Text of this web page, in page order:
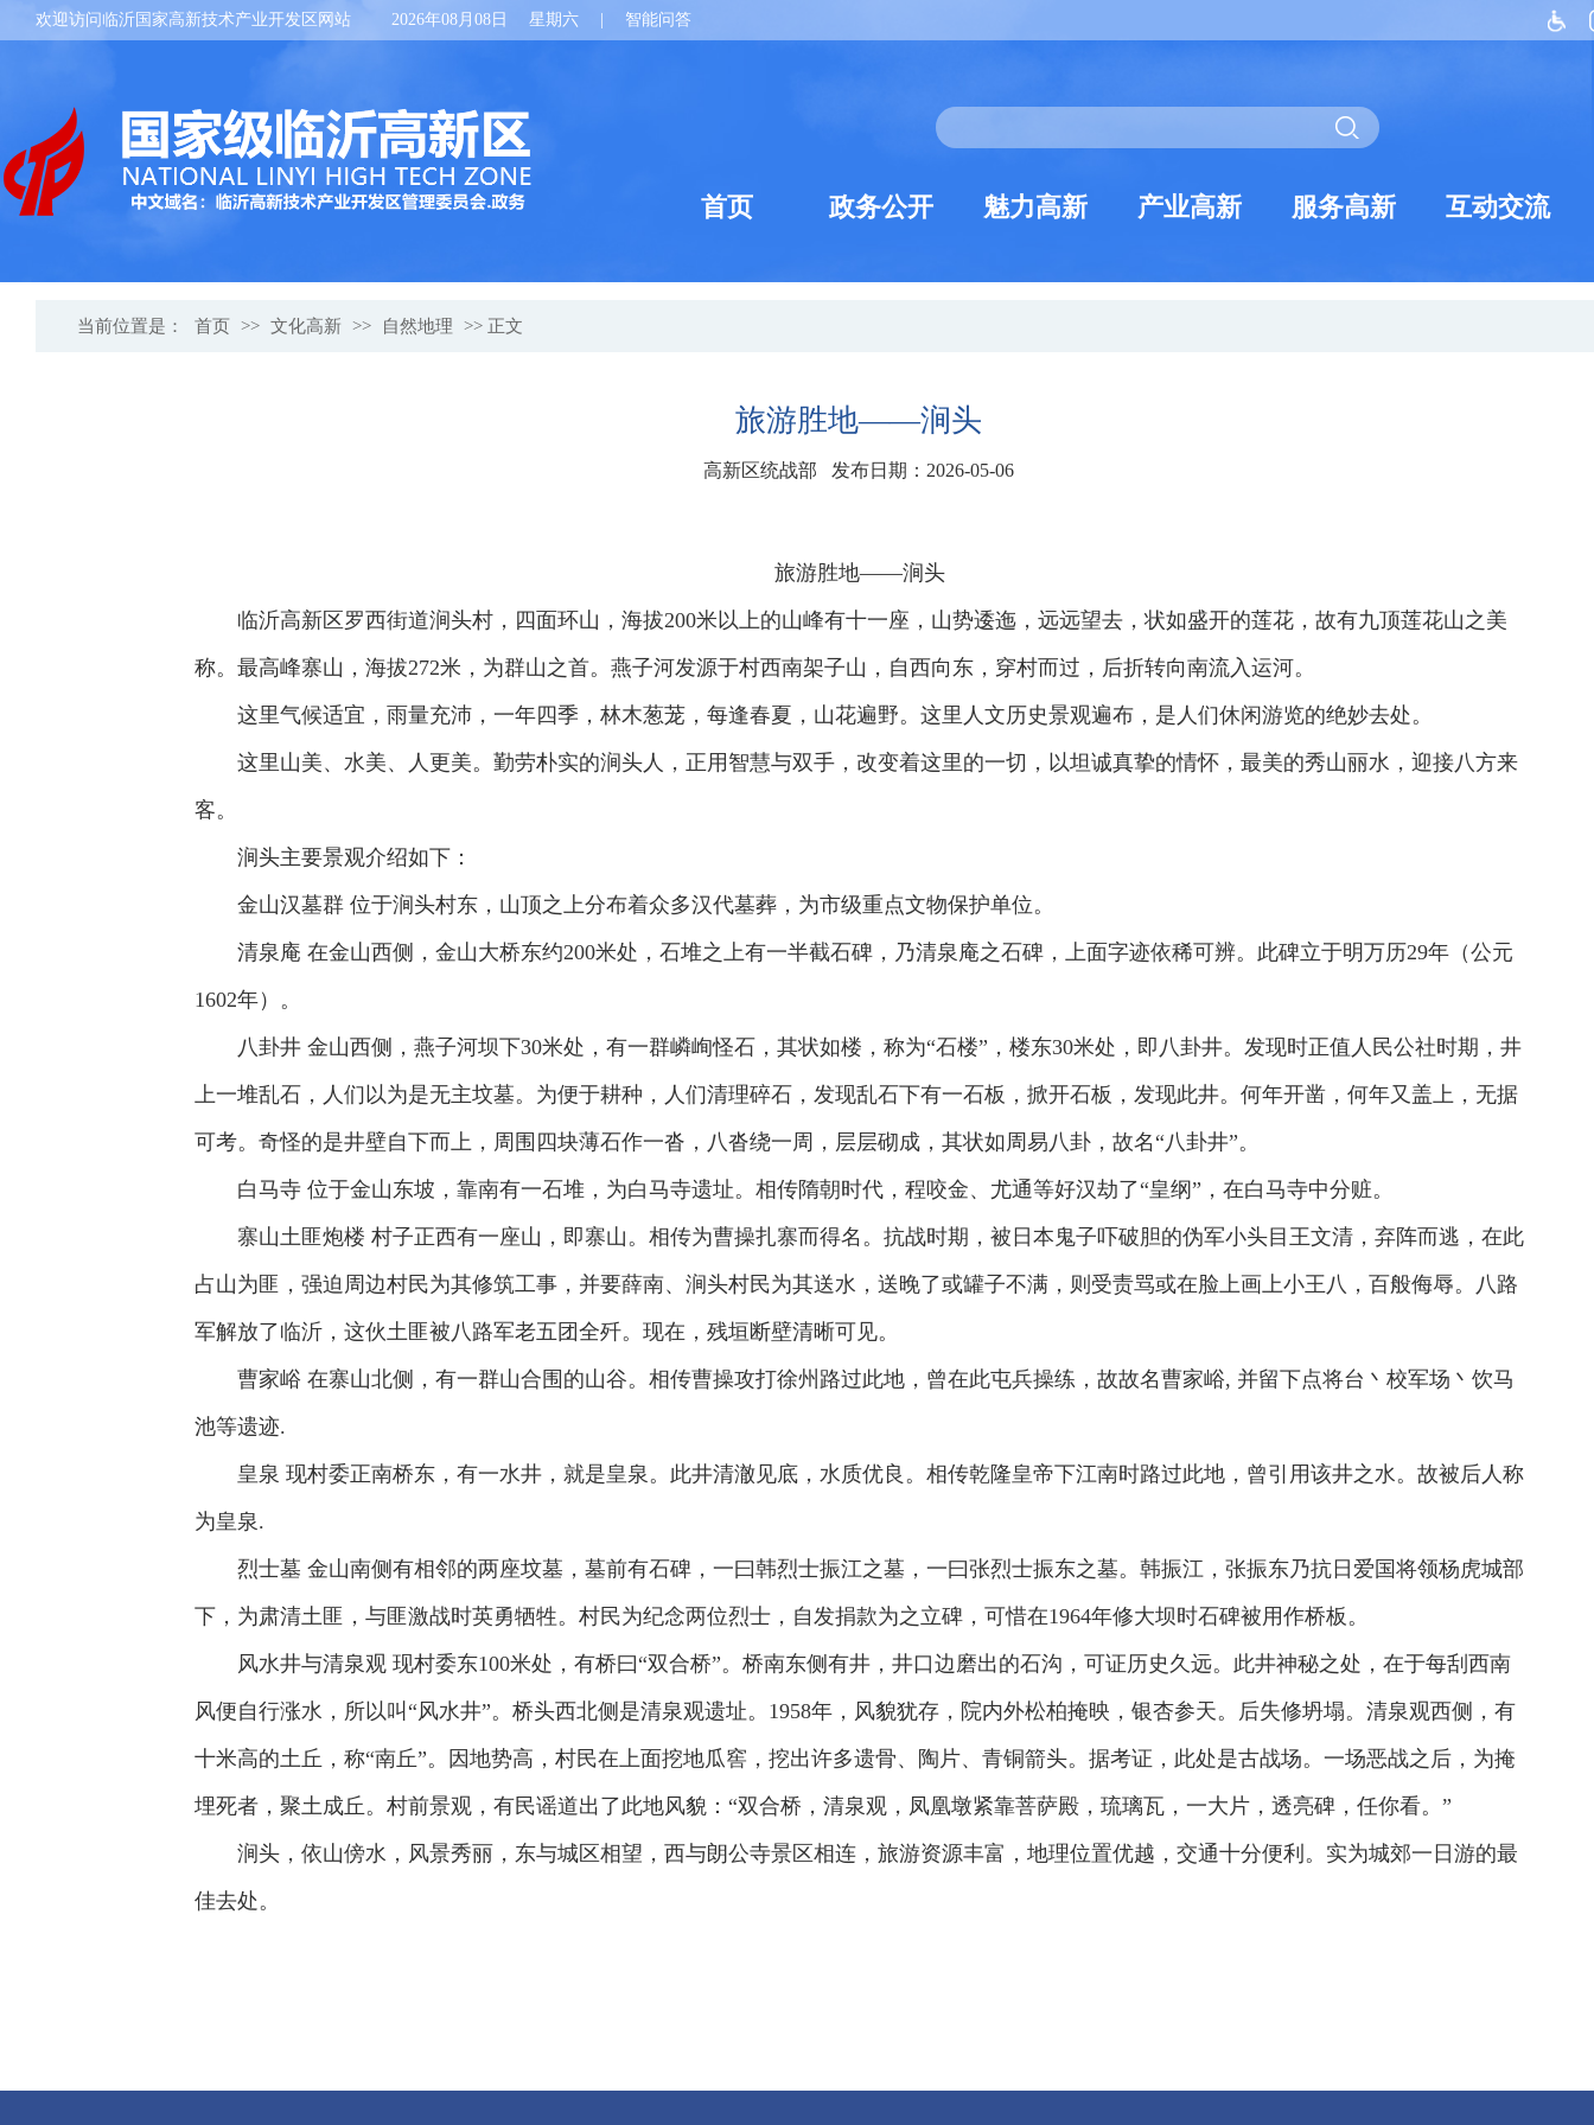
欢迎访问临沂国家高新技术产业开发区网站 2026年08月08日 星期六 智能问答
首页 政务公开 魅力高新 产业高新 服务高新 互动交流
当前位置是： 首页 >> 文化高新 >> 自然地理 >> 正文
旅游胜地——涧头
高新区统战部 发布日期：2026-05-06
旅游胜地——涧头
临沂高新区罗西街道涧头村，四面环山，海拔200米以上的山峰有十一座，山势逶迤，远远望去，状如盛开的莲花，故有九顶莲花山之美
称。最高峰寨山，海拔272米，为群山之首。燕子河发源于村西南架子山，自西向东，穿村而过，后折转向南流入运河。
这里气候适宜，雨量充沛，一年四季，林木葱茏，每逢春夏，山花遍野。这里人文历史景观遍布，是人们休闲游览的绝妙去处。
这里山美、水美、人更美。勤劳朴实的涧头人，正用智慧与双手，改变着这里的一切，以坦诚真挚的情怀，最美的秀山丽水，迎接八方来
客。
涧头主要景观介绍如下：
金山汉墓群 位于涧头村东，山顶之上分布着众多汉代墓葬，为市级重点文物保护单位。
清泉庵 在金山西侧，金山大桥东约200米处，石堆之上有一半截石碑，乃清泉庵之石碑，上面字迹依稀可辨。此碑立于明万历29年（公元
1602年）。
八卦井 金山西侧，燕子河坝下30米处，有一群嶙峋怪石，其状如楼，称为“石楼”，楼东30米处，即八卦井。发现时正值人民公社时期，井
上一堆乱石，人们以为是无主坟墓。为便于耕种，人们清理碎石，发现乱石下有一石板，掀开石板，发现此井。何年开凿，何年又盖上，无据
可考。奇怪的是井壁自下而上，周围四块薄石作一沓，八沓绕一周，层层砌成，其状如周易八卦，故名“八卦井”。
白马寺 位于金山东坡，靠南有一石堆，为白马寺遗址。相传隋朝时代，程咬金、尤通等好汉劫了“皇纲”，在白马寺中分赃。
寨山土匪炮楼 村子正西有一座山，即寨山。相传为曹操扎寨而得名。抗战时期，被日本鬼子吓破胆的伪军小头目王文清，弃阵而逃，在此
占山为匪，强迫周边村民为其修筑工事，并要薛南、涧头村民为其送水，送晚了或罐子不满，则受责骂或在脸上画上小王八，百般侮辱。八路
军解放了临沂，这伙土匪被八路军老五团全歼。现在，残垣断壁清晰可见。
曹家峪 在寨山北侧，有一群山合围的山谷。相传曹操攻打徐州路过此地，曾在此屯兵操练，故故名曹家峪, 并留下点将台丶校军场丶饮马
池等遗迹.
皇泉 现村委正南桥东，有一水井，就是皇泉。此井清澈见底，水质优良。相传乾隆皇帝下江南时路过此地，曾引用该井之水。故被后人称
为皇泉.
烈士墓 金山南侧有相邻的两座坟墓，墓前有石碑，一曰韩烈士振江之墓，一曰张烈士振东之墓。韩振江，张振东乃抗日爱国将领杨虎城部
下，为肃清土匪，与匪激战时英勇牺牲。村民为纪念两位烈士，自发捐款为之立碑，可惜在1964年修大坝时石碑被用作桥板。
风水井与清泉观 现村委东100米处，有桥曰“双合桥”。桥南东侧有井，井口边磨出的石沟，可证历史久远。此井神秘之处，在于每刮西南
风便自行涨水，所以叫“风水井”。桥头西北侧是清泉观遗址。1958年，风貌犹存，院内外松柏掩映，银杏参天。后失修坍塌。清泉观西侧，有
十米高的土丘，称“南丘”。因地势高，村民在上面挖地瓜窖，挖出许多遗骨、陶片、青铜箭头。据考证，此处是古战场。一场恶战之后，为掩
埋死者，聚土成丘。村前景观，有民谣道出了此地风貌：“双合桥，清泉观，凤凰墩紧靠菩萨殿，琉璃瓦，一大片，透亮碑，任你看。”
涧头，依山傍水，风景秀丽，东与城区相望，西与朗公寺景区相连，旅游资源丰富，地理位置优越，交通十分便利。实为城郊一日游的最
佳去处。